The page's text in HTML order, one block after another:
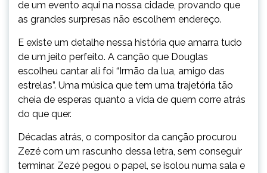
de um evento aqui na nossa cidade, provando que
as grandes surpresas não escolhem endereço.
E existe um detalhe nessa história que amarra tudo
de um jeito perfeito. A canção que Douglas
escolheu cantar ali foi “Irmão da lua, amigo das
estrelas”. Uma música que tem uma trajetória tão
cheia de esperas quanto a vida de quem corre atrás
do que quer.
Décadas atrás, o compositor da canção procurou
Zezé com um rascunho dessa letra, sem conseguir
terminar. Zezé pegou o papel, se isolou numa sala e